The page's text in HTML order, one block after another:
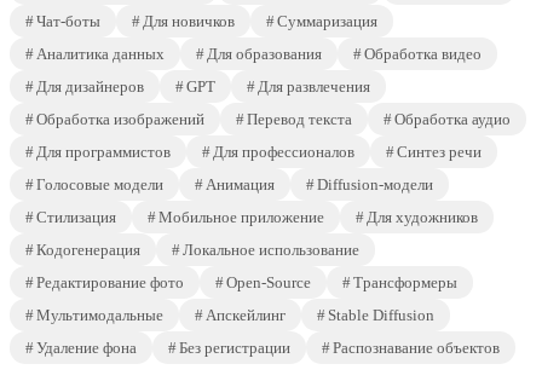
Чат-боты
Для новичков
Суммаризация
Аналитика данных
Для образования
Обработка видео
Для дизайнеров
GPT
Для развлечения
Обработка изображений
Перевод текста
Обработка аудио
Для программистов
Для профессионалов
Синтез речи
Голосовые модели
Анимация
Diffusion-модели
Стилизация
Мобильное приложение
Для художников
Кодогенерация
Локальное использование
Редактирование фото
Open-Source
Трансформеры
Мультимодальные
Апскейлинг
Stable Diffusion
Удаление фона
Без регистрации Распознавание объектов